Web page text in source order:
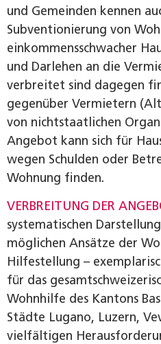
und Gemeinden kennen
Subventionierung von
einkommensschwacher
und Darlehen an die
verbreitet sind dagegen
gegenüber Vermietern
von nichtstaatlichen
Angebot kann sich für
wegen Schulden oder
Wohnung finden.
VERBREITUNG DER
systematischen
möglichen Ansätze der
Hilfestellung –
für das
Wohnhilfe des Kantons
Städte Lugano, Luzern,
vielfältigen